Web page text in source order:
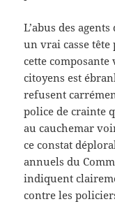
L’abus des
un vrai casse
cette
citoyens est
refusent
police de crainte
au cauchemar
ce constat
annuels du
indiquent
contre les